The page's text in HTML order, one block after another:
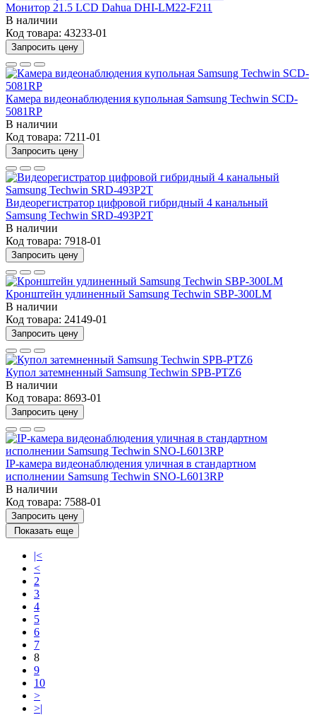
Монитор 21.5 LCD Dahua DHI-LM22-F211
В наличии
Код товара: 43233-01
Запросить цену
Камера видеонаблюдения купольная Samsung Techwin SCD-
5081RP
В наличии
Код товара: 7211-01
Запросить цену
Видеорегистратор цифровой гибридный 4 канальный
Samsung Techwin SRD-493P2T
В наличии
Код товара: 7918-01
Запросить цену
Кронштейн удлиненный Samsung Techwin SBP-300LM
В наличии
Код товара: 24149-01
Запросить цену
Купол затемненный Samsung Techwin SPB-PTZ6
В наличии
Код товара: 8693-01
Запросить цену
IP-камера видеонаблюдения уличная в стандартном
исполнении Samsung Techwin SNO-L6013RP
В наличии
Код товара: 7588-01
Запросить цену
Показать еще
|<
<
2
3
4
5
6
7
8
9
10
>
>|